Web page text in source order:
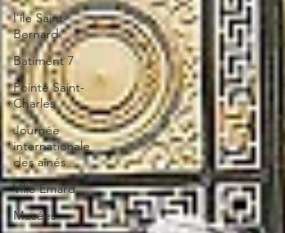
l’île Saint-
Bernard
Batiment 7
Pointe Saint-
Charles
Journée
internationale
des aînés
Ville Émard
Musées